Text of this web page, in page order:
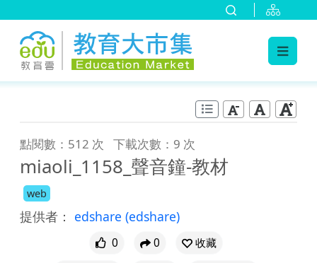
點閱數：512 次 下載次數：9 次
miaoli_1158_聲音鐘-教材
web
提供者： edshare (edshare)
0 0
收藏